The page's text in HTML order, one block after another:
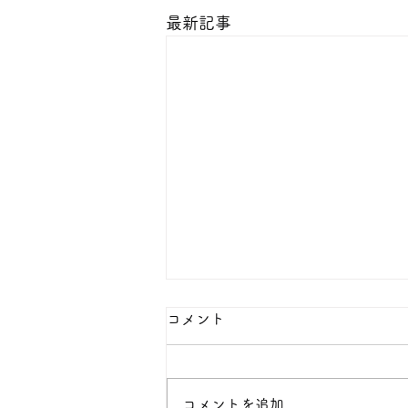
最新記事
本日の１８金 買取 預り価格
円で預かります。買い取ります。
次回のお休みは８月８日です。
コメント
コメントを追加…